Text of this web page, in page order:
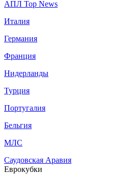
АПЛ Top News
Италия
Германия
Франция
Нидерланды
Турция
Португалия
Бельгия
МЛС
Саудовская Аравия
Еврокубки